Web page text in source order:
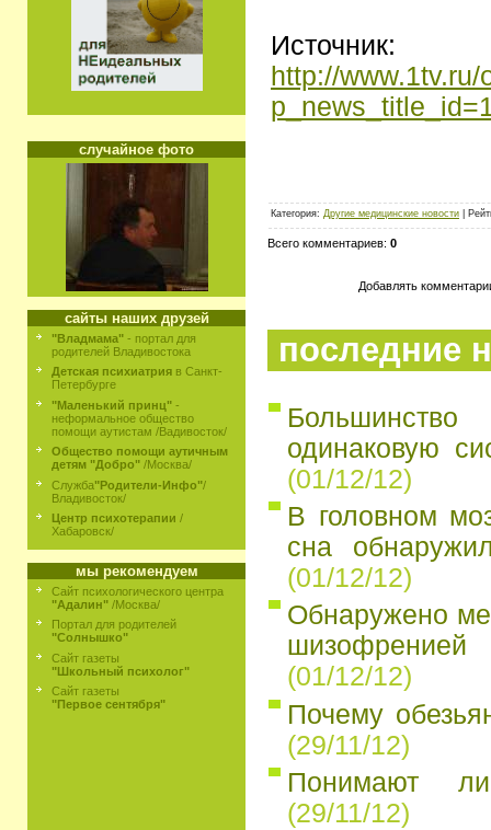
случайное фото
сайты наших друзей
"Владмама" - портал для
родителей Владивостока
Детская психиатрия в Санкт-
Петербурге
"Маленький принц" -
неформальное общество
помощи аутистам /Вадивосток/
Общество помощи аутичным
детям "Добро" /Москва/
Служба"Родители-Инфо"/
Владивосток/
Центр психотерапии /
Хабаровск/
мы рекомендуем
Сайт психологического центра
"Адалин" /Москва/
Портал для родителей
"Солнышко"
Сайт газеты
"Школьный психолог"
Сайт газеты
"Первое сентября"
Источник:
http://
Категория: Другие медицинские новости |
Всего комментариев: 0
Добавлять
последние
одинаковую
(01/12/12)
В головном
сна
(01/12/12)
Обнаружено
(01/12/12)
Почему
(29/11/12)
Понимают
(29/11/12)